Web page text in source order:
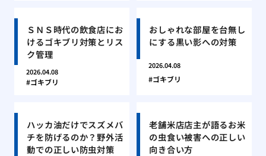
ＳＮＳ時代の飲食店にお
けるゴキブリ対策とリス
ク管理
2026.04.08
ゴキブリ
おしゃれな部屋を台無し
にする黒い影への対策
2026.04.08
ゴキブリ
ハッカ油だけでスズメバ
チを防げるのか？野外活
動での正しい防虫対策
老舗米店店主が語るお米
の虫食い被害への正しい
向き合い方